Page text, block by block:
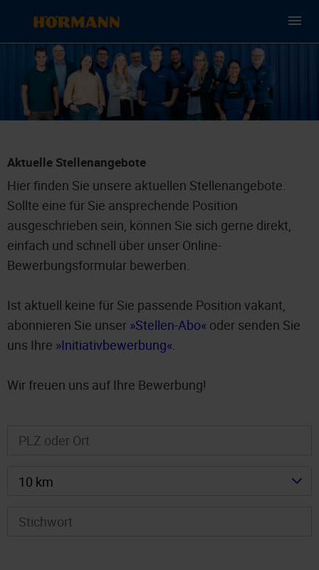
Aktuelle Stellenangebote
Hier finden Sie unsere aktuellen Stellenangebote.
Sollte eine für Sie ansprechende Position
ausgeschrieben sein, können Sie sich gerne direkt,
einfach und schnell über unser Online-
Bewerbungsformular bewerben.
Ist aktuell keine für Sie passende Position vakant,
abonnieren Sie unser Stellen-Abo oder senden Sie
uns Ihre Initiativbewerbung .
Wir freuen uns auf Ihre Bewerbung!
10 km